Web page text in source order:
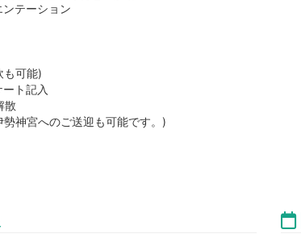
テーション
も可能)
ト記入
散
へのご送迎も可能です。)